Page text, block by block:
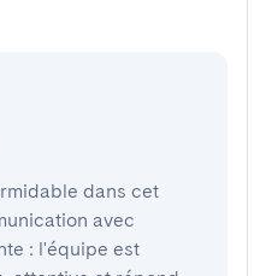
dans cet
avec
: l'équipe est